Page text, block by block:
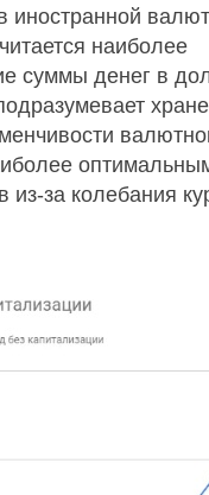
иностранной
наиболее
суммы денег в
из-за колебания